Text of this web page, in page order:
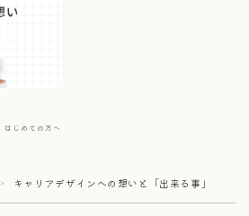
はじめての方へ
＞ キャリアデザインへの想いと「出来る事」